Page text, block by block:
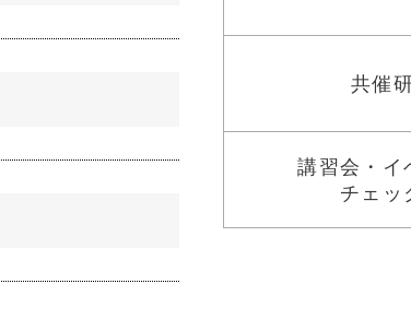
共催
講習会・イ
チェッ